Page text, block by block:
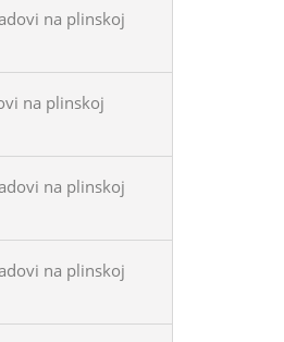
na plinskoj
na plinskoj
na plinskoj
na plinskoj